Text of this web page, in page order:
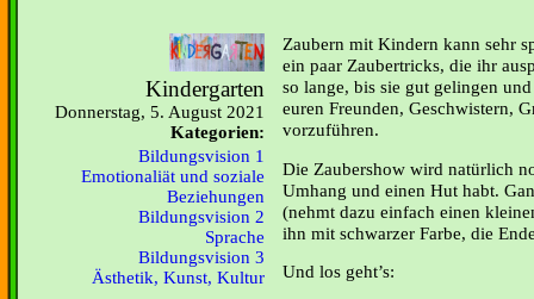
Kindergarten
Donnerstag, 5. August 2021
Kategorien:
Bildungsvision 1
Emotionaliät und soziale
Beziehungen
Bildungsvision 2
Sprache
Bildungsvision 3
Ästhetik, Kunst, Kultur
Zaubern mit Kindern kann sehr
ein paar Zaubertricks, die ihr
so lange, bis sie gut gelingen
euren Freunden, Geschwistern,
vorzuführen.
Die Zaubershow wird natürlich
Umhang und einen Hut habt.
(nehmt dazu einfach einen
ihn mit schwarzer Farbe, die
Und los geht’s: